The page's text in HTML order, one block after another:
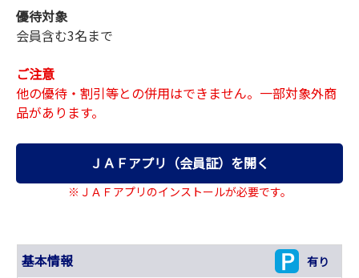
優待対象
会員含む3名まで
ご注意
他の優待・割引等との併用はできません。一部対象外商
品があります。
ＪＡＦアプリ（会員証）を開く
※ＪＡＦアプリのインストールが必要です。
基本情報 有り